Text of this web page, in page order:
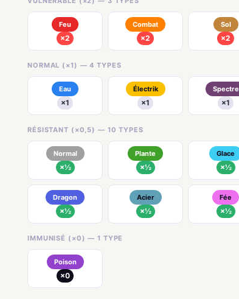
Feu
×2
Combat
×2
Sol
×2
NORMAL (×1) — 4 TYPES
Eau
×1
Électrik
×1
Spectre
×1
RÉSISTANT (×0,5) — 10 TYPES
Normal
×½
Plante
×½
Glace
×½
Dragon
×½
Acier
×½
Fée
×½
IMMUNISÉ (×0) — 1 TYPE
Poison
×0